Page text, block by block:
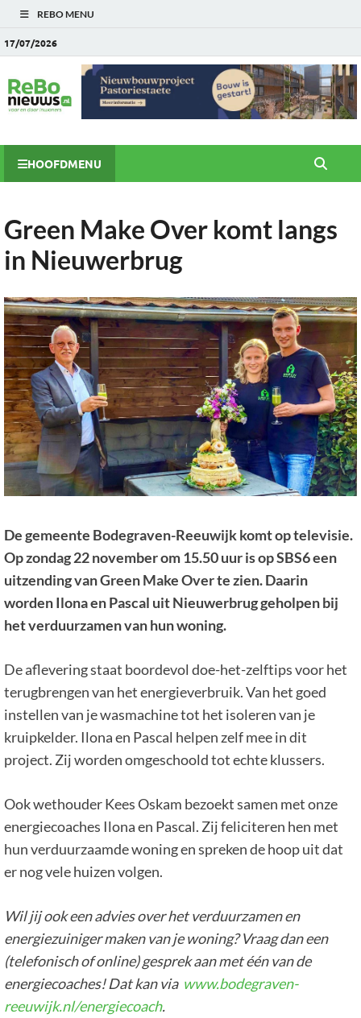
REBO MENU
17/07/2026
HOOFDMENU
Green Make Over komt langs
in Nieuwerbrug
De gemeente Bodegraven-Reeuwijk komt op televisie.
Op zondag 22 november om 15.50 uur is op SBS6 een
uitzending van Green Make Over te zien. Daarin
worden Ilona en Pascal uit Nieuwerbrug geholpen bij
het verduurzamen van hun woning.
De aflevering staat boordevol doe-het-zelftips voor het
terugbrengen van het energieverbruik. Van het goed
instellen van je wasmachine tot het isoleren van je
kruipkelder. Ilona en Pascal helpen zelf mee in dit
project. Zij worden omgeschoold tot echte klussers.
Ook wethouder Kees Oskam bezoekt samen met onze
energiecoaches Ilona en Pascal. Zij feliciteren hen met
hun verduurzaamde woning en spreken de hoop uit dat
er nog vele huizen volgen.
Wil jij ook een advies over het verduurzamen en
energiezuiniger maken van je woning? Vraag dan een
(telefonisch of online) gesprek aan met één van de
energiecoaches! Dat kan via www.bodegraven-
reeuwijk.nl/energiecoach.